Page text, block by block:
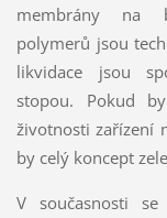
membrány na
polymerů jsou
likvidace jsou
stopou. Pokud
životnosti zařízení
by celý koncept
V současnosti